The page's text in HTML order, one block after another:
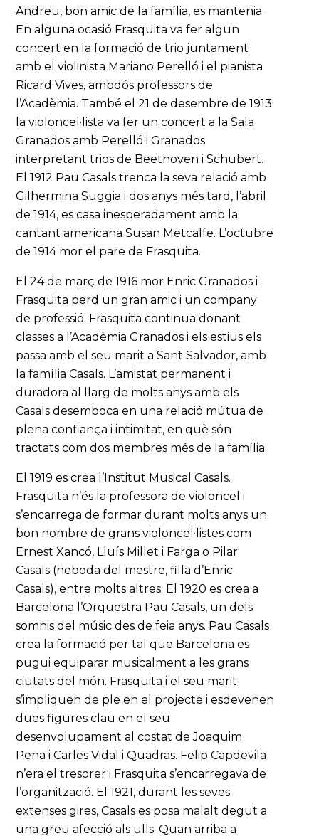
Andreu, bon amic de la família, es mantenia.
En alguna ocasió Frasquita va fer algun
concert en la formació de trio juntament
amb el violinista Mariano Perelló i el pianista
Ricard Vives, ambdós professors de
l’Acadèmia. També el 21 de desembre de 1913
la violoncel·lista va fer un concert a la Sala
Granados amb Perelló i Granados
interpretant trios de Beethoven i Schubert.
El 1912 Pau Casals trenca la seva relació amb
Gilhermina Suggia i dos anys més tard, l’abril
de 1914, es casa inesperadament amb la
cantant americana Susan Metcalfe. L’octubre
de 1914 mor el pare de Frasquita.
El 24 de març de 1916 mor Enric Granados i
Frasquita perd un gran amic i un company
de professió. Frasquita continua donant
classes a l’Acadèmia Granados i els estius els
passa amb el seu marit a Sant Salvador, amb
la família Casals. L’amistat permanent i
duradora al llarg de molts anys amb els
Casals desemboca en una relació mútua de
plena confiança i intimitat, en què són
tractats com dos membres més de la família.
El 1919 es crea l’Institut Musical Casals.
Frasquita n’és la professora de violoncel i
s’encarrega de formar durant molts anys un
bon nombre de grans violoncel·listes com
Ernest Xancó, Lluís Millet i Farga o Pilar
Casals (neboda del mestre, filla d’Enric
Casals), entre molts altres. El 1920 es crea a
Barcelona l’Orquestra Pau Casals, un dels
somnis del músic des de feia anys. Pau Casals
crea la formació per tal que Barcelona es
pugui equiparar musicalment a les grans
ciutats del món. Frasquita i el seu marit
s’impliquen de ple en el projecte i esdevenen
dues figures clau en el seu
desenvolupament al costat de Joaquim
Pena i Carles Vidal i Quadras. Felip Capdevila
n’era el tresorer i Frasquita s’encarregava de
l’organització. El 1921, durant les seves
extenses gires, Casals es posa malalt degut a
una greu afecció als ulls. Quan arriba a